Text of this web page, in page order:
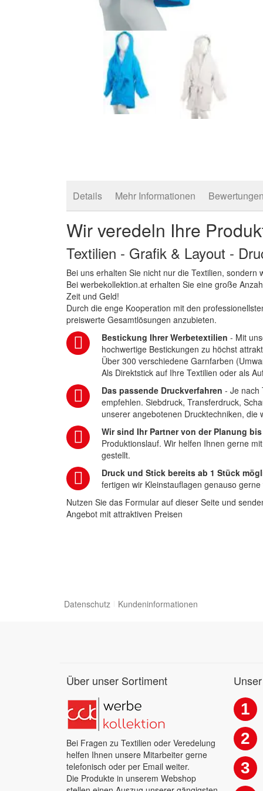
Details Mehr Informationen Bewertungen
Wir veredeln Ihre
Textilien - Grafik & Layout -
Bei uns erhalten Sie nicht nur die Textilien,
Bei werbekollektion.at erhalten Sie eine große
Zeit und Geld!
Durch die enge Kooperation mit den
preiswerte Gesamtlösungen anzubieten.
Bestickung Ihrer Werbetextilien - Mit
hochwertige Bestickungen zu höchst
Über 300 verschiedene Garnfarben
Als Direktstick auf Ihre Textilien oder als
Das passende Druckverfahren - Je nach
empfehlen. Siebdruck, Transferdruck,
unserer angebotenen Drucktechniken,
Wir sind Ihr Partner von der Planung
Produktionslauf. Wir helfen Ihnen gerne
gestellt.
Druck und Stick bereits ab 1 Stück
fertigen wir Kleinstauflagen genauso
Nutzen Sie das Formular auf dieser Seite und
Angebot mit attraktiven Preisen
Datenschutz Kundeninformationen
Über unser Sortiment
Bei Fragen zu Textilien oder Veredelung
helfen Ihnen unsere Mitarbeiter gerne
telefonisch oder per Email weiter.
Die Produkte in unserem Webshop
1
2
3